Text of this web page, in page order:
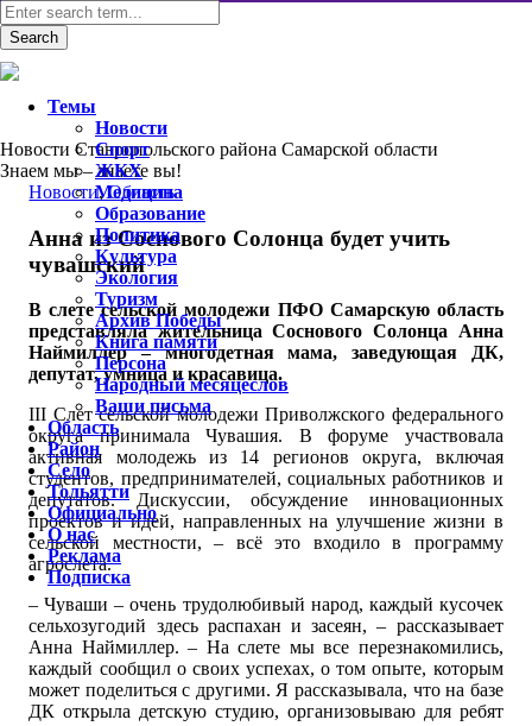
Новости Ставропольского района Самарской области
Знаем мы – знаете вы!
Новости,Область
Анна из Соснового Солонца будет учить
чувашский
В слете сельской молодежи ПФО Самарскую область
представляла жительница Соснового Солонца Анна
Наймиллер – многодетная мама, заведующая ДК,
депутат, умница и красавица.
III Слет сельской молодежи Приволжского федерального
округа принимала Чувашия. В форуме участвовала
активная молодежь из 14 регионов округа, включая
студентов, предпринимателей, социальных работников и
депутатов. Дискуссии, обсуждение инновационных
проектов и идей, направленных на улучшение жизни в
сельской местности, – всё это входило в программу
агрослета.
– Чуваши – очень трудолюбивый народ, каждый кусочек
сельхозугодий здесь распахан и засеян, – рассказывает
Анна Наймиллер. – На слете мы все перезнакомились,
каждый сообщил о своих успехах, о том опыте, которым
может поделиться с другими. Я рассказывала, что на базе
ДК открыла детскую студию, организовываю для ребят
Темы
Новости
Спорт
ЖКХ
Медицина
Образование
Политика
Культура
Экология
Туризм
Архив Победы
Книга памяти
Персона
Народный месяцеслов
Ваши письма
Область
Район
Село
Тольятти
Официально
О нас
Реклама
Подписка